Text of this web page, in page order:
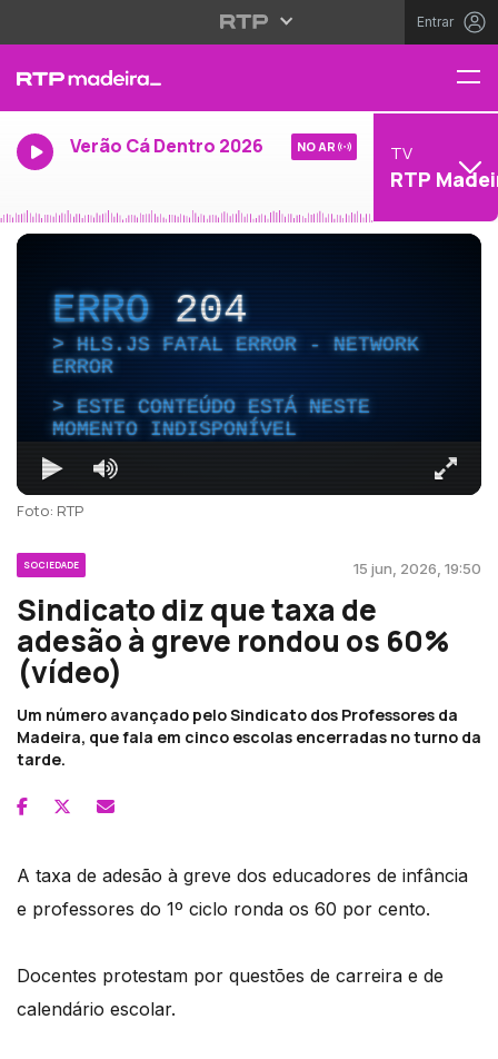
Entrar
Verão Cá Dentro 2026 NO AR TV
RTP
ERRO204
HLS.JS FATAL ERROR - NETWORK
ERROR
ESTE CONTEÚDO ESTÁ NESTE
MOMENTO INDISPONÍVEL
Foto: RTP
SOCIEDADE 15 jun, 2026, 19:50
Sindicato diz que taxa de
adesão à greve rondou os 60%
(vídeo)
Um número avançado pelo Sindicato dos Professores da
Madeira, que fala em cinco escolas encerradas no turno da
tarde.
A taxa de adesão à greve dos educadores de infância
e professores do 1º ciclo ronda os 60 por cento.
Docentes protestam por questões de carreira e de
calendário escolar.